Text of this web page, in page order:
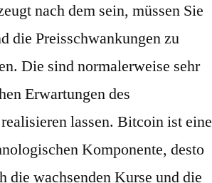
nach dem sein, müssen Sie
die Preisschwankungen zu
Die sind normalerweise sehr
Erwartungen des
lassen. Bitcoin ist eine
Komponente, desto
die wachsenden Kurse und die